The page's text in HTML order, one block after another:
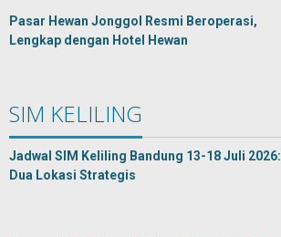
Pasar Hewan Jonggol Resmi Beroperasi,
Lengkap dengan Hotel Hewan
SIM KELILING
Jadwal SIM Keliling Bandung 13-18 Juli 2026:
Dua Lokasi Strategis